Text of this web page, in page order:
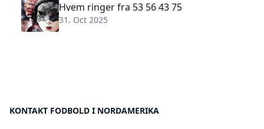
Hvem ringer fra 53 56 43 75
31. Oct 2025
KONTAKT FODBOLD I NORDAMERIKA